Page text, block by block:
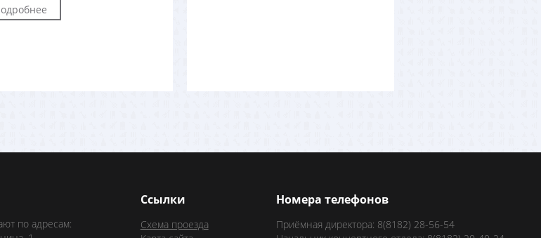
по адресам:
Номера телефонов
Приёмная директора: 8(8182) 28-56-54
Ссылки
Схема проезда